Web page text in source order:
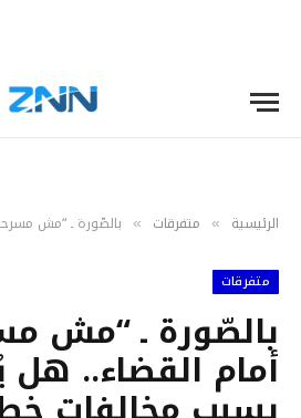
الرئيسية » متفرقات » بالصّورة ـ “مش مسرحية” أمام
متفرقات
بالصّورة ـ “مش
أمام القضاء.. هل